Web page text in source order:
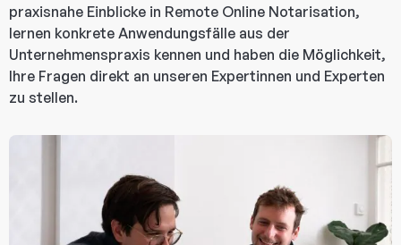
praxisnahe Einblicke in Remote Online Notarisation,
lernen konkrete Anwendungsfälle aus der
Unternehmenspraxis kennen und haben die Möglichkeit,
Ihre Fragen direkt an unseren Expertinnen und Experten
zu stellen.